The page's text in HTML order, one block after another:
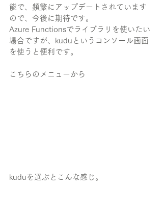
能で、頻繁にアップデートされています
ので、今後に期待です。
Azure Functionsでライブラリを使いたい
場合ですが、kuduというコンソール画面
を使うと便利です。
こちらのメニューから
kuduを選ぶとこんな感じ。